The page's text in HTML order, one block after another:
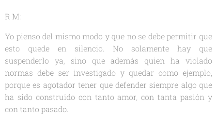
R M:
Yo pienso del mismo modo y que no se debe permitir que
esto quede en silencio. No solamente hay que
suspenderlo ya, sino que además quien ha violado
normas debe ser investigado y quedar como ejemplo,
porque es agotador tener que defender siempre algo que
ha sido construido con tanto amor, con tanta pasión y
con tanto pasado.